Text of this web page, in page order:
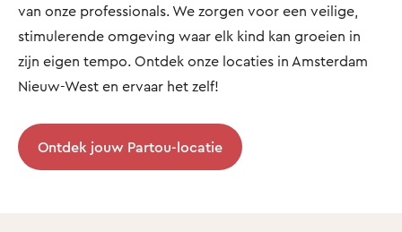
van onze professionals. We zorgen voor een veilige,
stimulerende omgeving waar elk kind kan groeien in
zijn eigen tempo. Ontdek onze locaties in Amsterdam
Nieuw-West en ervaar het zelf!
Ontdek jouw Partou-locatie